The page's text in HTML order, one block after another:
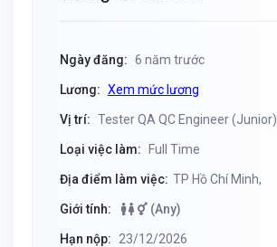
Ngày đăng: 6 năm trước
Lương: Xem mức lương
Vị trí: Tester QA QC Engineer (Junior)
Loại việc làm: Full Time
Địa điểm làm việc: TP Hồ Chí Minh,
Giới tính: (Any)
Hạn nộp: 23/12/2026